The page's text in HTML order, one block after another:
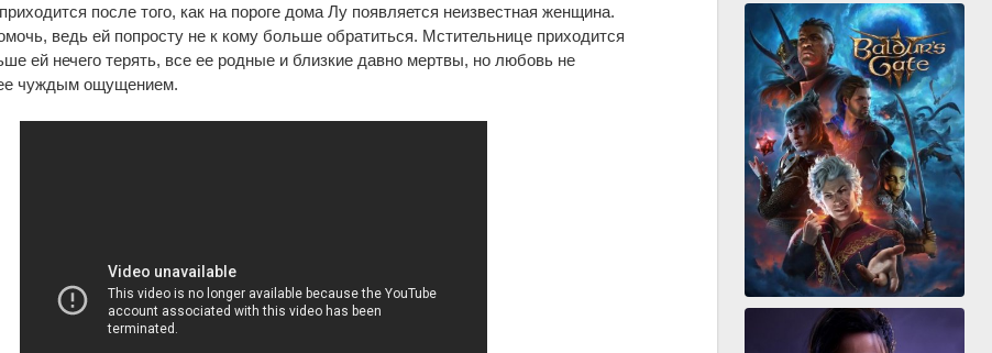
после того, как на пороге дома Лу появляется неизвестная женщина.
ведь ей попросту не к кому больше обратиться. Мстительнице приходится
ей нечего терять, все ее родные и близкие давно мертвы, но любовь не
чуждым ощущением.